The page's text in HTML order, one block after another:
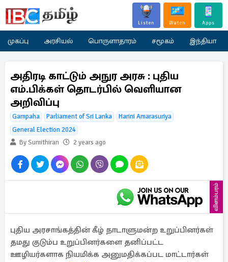
Listen Watch Apps
முகப்பு அரசியல் பொருளாதாரம் சமூகம் இந்தியா
அதிரடி காட்டும் அநுர அரசு : புதிய
எம்.பிக்கள் தொடர்பில் வெளியான
அறிவிப்பு
Gampaha Parliament of Sri Lanka
Harini Amarasuriya
General Election 2024
By Sumithiran
2 years ago
விளம்பரம்
புதிய அரசாங்கத்தின் கீழ் நாடாளுமன்ற உறுப்பினர்கள்
தமது குடும்ப உறுப்பினர்களை தனிப்பட்ட
ஊழியர்களாக நியமிக்க அனுமதிக்கப்பட மாட்டார்கள்